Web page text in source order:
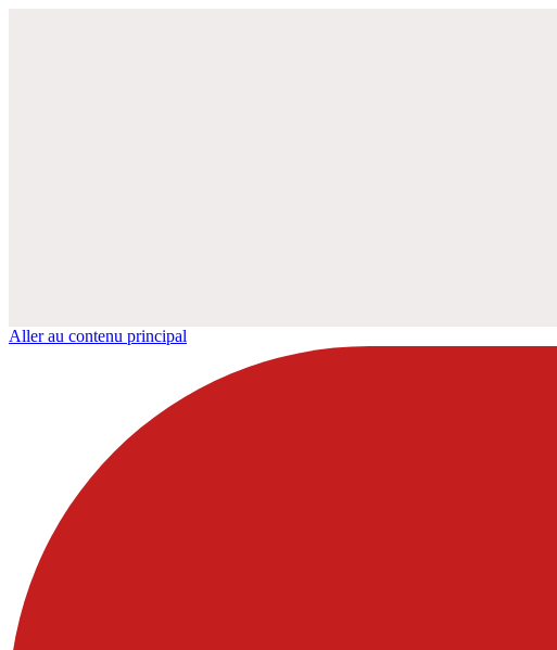
Aller au contenu principal